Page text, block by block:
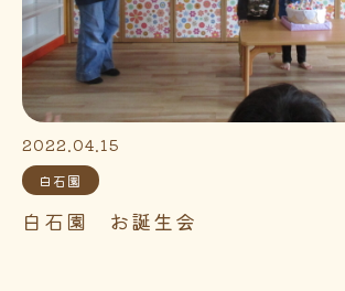
2022.04.15
白石園
白石園 お誕生会